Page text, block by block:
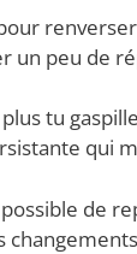
un peu de
tu
qui
de